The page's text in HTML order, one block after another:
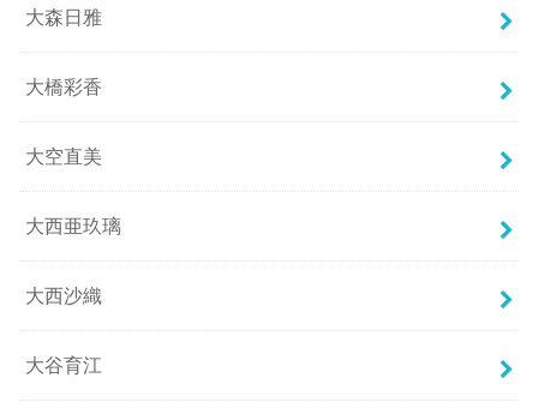
大森日雅
大橋彩香
大空直美
大西亜玖璃
大西沙織
大谷育江